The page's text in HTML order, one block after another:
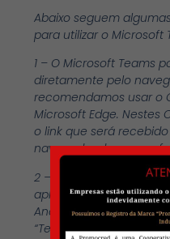
Abaixo seguem
para utilizar o Microsoft
1 – O Microsoft Teams
diretamente pelo
recomendamos usar o
Microsoft Edge. Nestes
o link que será
navegador de sua
2 – Para instalar no
aplicativos do seu
Android e Apple store
“Teams” para fazer o